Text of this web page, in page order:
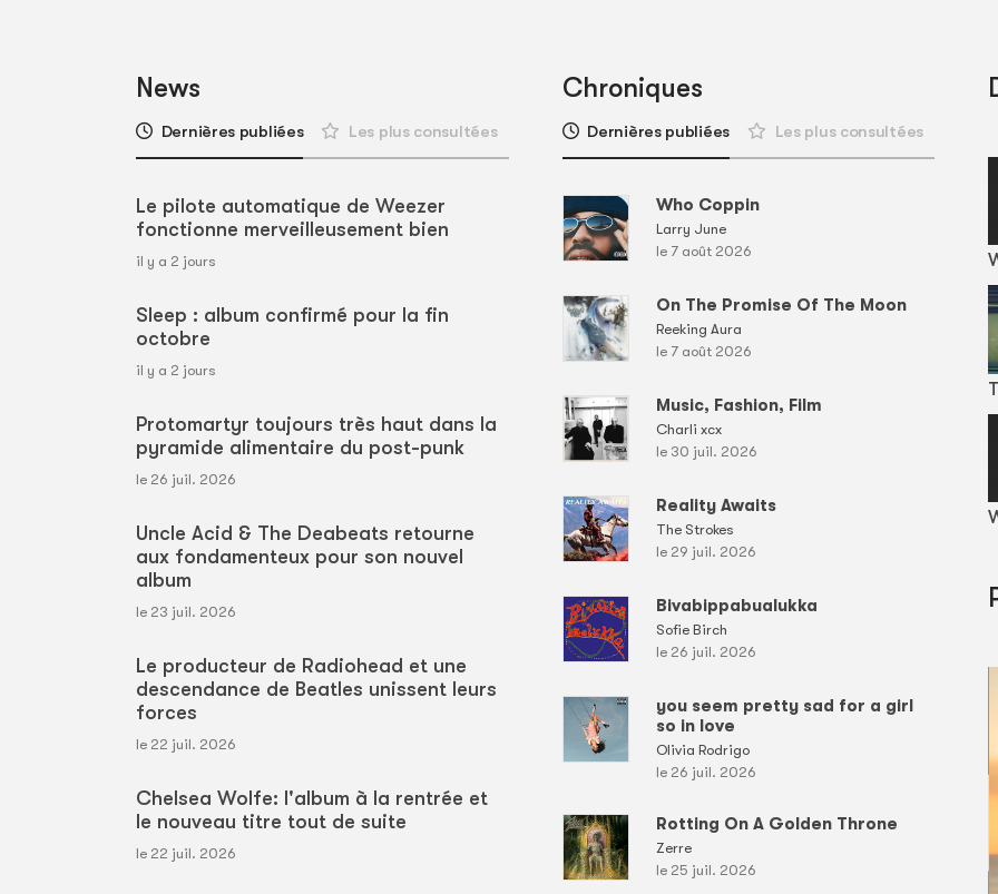
News
Dernières publiées Les plus consultées
Le pilote automatique de Weezer
fonctionne merveilleusement bien
il y a 2 jours
Sleep : album confirmé pour la fin
octobre
il y a 2 jours
Protomartyr toujours très haut dans la
pyramide alimentaire du post-punk
le 26 juil. 2026
Uncle Acid & The Deabeats retourne
aux fondamenteux pour son nouvel
album
le 23 juil. 2026
Le producteur de Radiohead et une
descendance de Beatles unissent leurs
forces
le 22 juil. 2026
Chelsea Wolfe: l'album à la rentrée et
le nouveau titre tout de suite
le 22 juil. 2026
Chroniques
Dernières publiées Les plus consultées
Who Coppin
Larry June
le 7 août 2026
On The Promise Of The Moon
Reeking Aura
le 7 août 2026
Music, Fashion, Film
Charli xcx
le 30 juil. 2026
Reality Awaits
The Strokes
le 29 juil. 2026
Bivabippabualukka
Sofie Birch
le 26 juil. 2026
you seem pretty sad for a girl
so in love
Olivia Rodrigo
le 26 juil. 2026
Rotting On A Golden Throne
Zerre
le 25 juil. 2026